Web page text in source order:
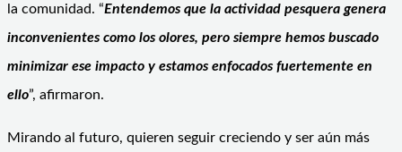
la comunidad. “Entendemos que la actividad pesquera genera
inconvenientes como los olores, pero siempre hemos buscado
minimizar ese impacto y estamos enfocados fuertemente en
ello”, afirmaron.
Mirando al futuro, quieren seguir creciendo y ser aún más